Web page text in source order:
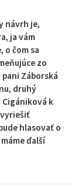
návrh je,
ja vám
o čom sa
zo
Záborská
druhý
k
hlasovať o
ďalší